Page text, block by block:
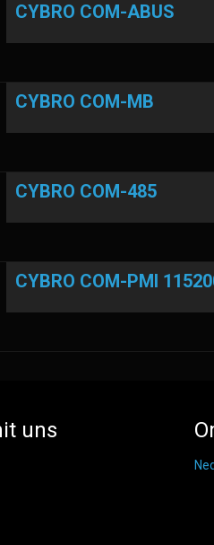
CYBRO COM-ABUS
CYBRO COM-MB
CYBRO COM-485
CYBRO COM-PMI
uns